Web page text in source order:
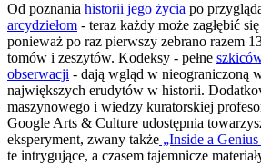
Od poznania historii jego życia po
arcydziełom - teraz każdy może zagłębić
ponieważ po raz pierwszy zebrano razem
tomów i zeszytów. Kodeksy - pełne
obserwacji - dają wgląd w nieograniczoną
największych erudytów w historii.
maszynowego i wiedzy kuratorskiej
Google Arts & Culture udostępnia
eksperyment, zwany także „Inside a
te intrygujące, a czasem tajemnicze